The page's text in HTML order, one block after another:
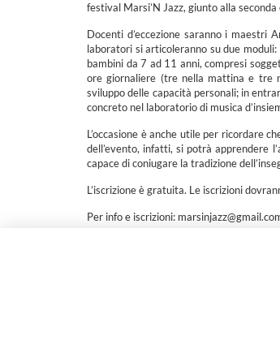
festival Marsi’N Jazz, giunto alla
Docenti d’eccezione saranno i maestri
laboratori si articoleranno su due
bambini da 7 ad 11 anni, compresi
ore giornaliere (tre nella mattina e tre
sviluppo delle capacità personali; in
concreto nel laboratorio di musica
L’occasione è anche utile per ricordare
dell’evento, infatti, si potrà apprendere
capace di coniugare la tradizione
L’iscrizione è gratuita. Le iscrizioni
Per info e iscrizioni:
“Attività cofinanziate dal PSR 2014/